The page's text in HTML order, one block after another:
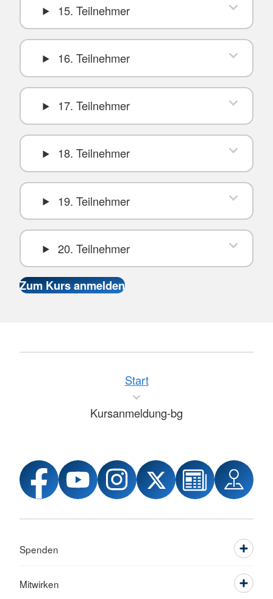
15. Teilnehmer
16. Teilnehmer
17. Teilnehmer
18. Teilnehmer
19. Teilnehmer
20. Teilnehmer
Start
Kursanmeldung-bg
Spenden
Mitwirken